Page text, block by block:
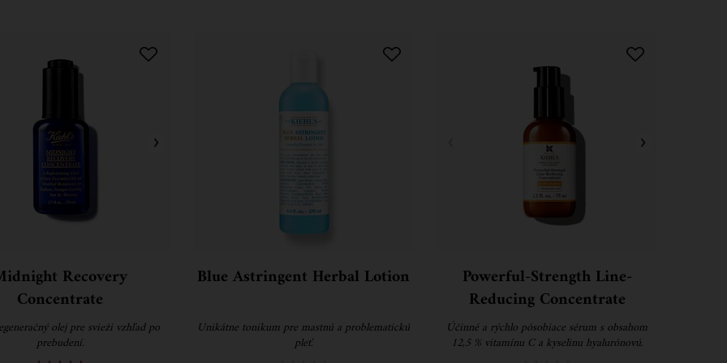
Recovery
Concentrate
olej pre svieži vzhľad po
prebudení.
Blue Astringent Herbal Lotion
Unikátne tonikum pre mastnú a problematickú
pleť.
Powerful-Strength Line-
Reducing Concentrate
Účinné a rýchlo pôsobiace sérum s obsahom
12,5 % vitamínu C a kyselinu hyalurónovú.